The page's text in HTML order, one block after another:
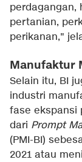
perdagangan,
pertanian,
perikanan,"
Manufaktur
Selain itu, BI
industri
fase ekspansi
dari Prompt
(PMI-BI)
2021 atau